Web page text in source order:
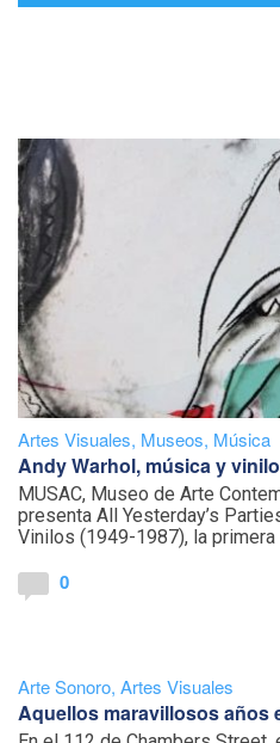
Artes Visuales, Museos, Música
Andy Warhol, música y
MUSAC, Museo de Arte
presenta All Yesterday’s
Vinilos (1949-1987), la
0
Arte Sonoro, Artes Visuales
Aquellos maravillosos años